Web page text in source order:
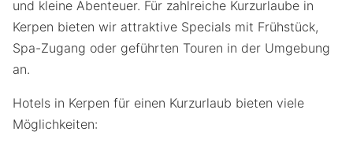
und kleine Abenteuer. Für zahlreiche Kurzurlaube in
Kerpen bieten wir attraktive Specials mit Frühstück,
Spa-Zugang oder geführten Touren in der Umgebung
an.
Hotels in Kerpen für einen Kurzurlaub bieten viele
Möglichkeiten: